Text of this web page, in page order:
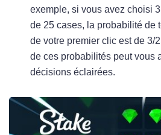
exemple, si vous avez choisi
de 25 cases, la probabilité de
de votre premier clic est de 3/
de ces probabilités peut vous
décisions éclairées.